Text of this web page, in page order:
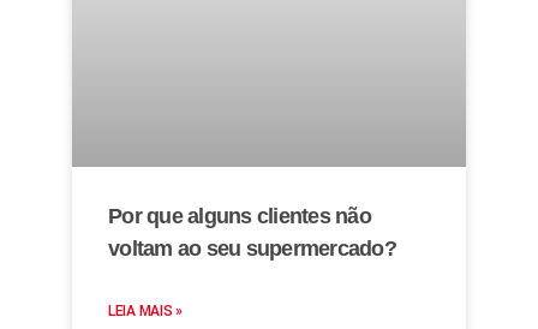
Por que alguns clientes não
voltam ao seu supermercado?
LEIA MAIS »